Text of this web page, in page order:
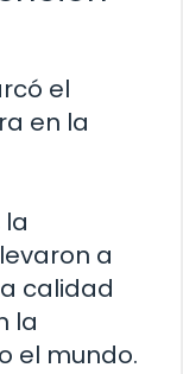
el
en la
a
calidad
la
el mundo.